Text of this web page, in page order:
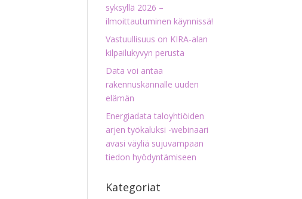
syksyllä 2026 –
ilmoittautuminen käynnissä!
Vastuullisuus on KIRA-alan
kilpailukyvyn perusta
Data voi antaa
rakennuskannalle uuden
elämän
Energiadata taloyhtiöiden
arjen työkaluksi -webinaari
avasi väyliä sujuvampaan
tiedon hyödyntämiseen
Kategoriat